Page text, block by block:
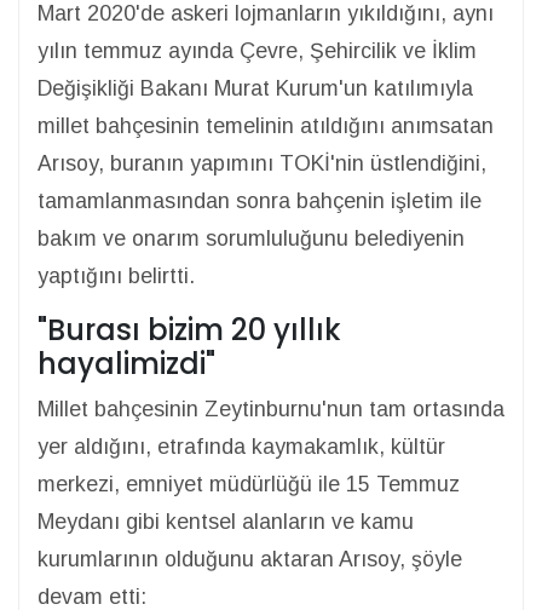
Mart 2020'de askeri lojmanların yıkıldığını, aynı
yılın temmuz ayında Çevre, Şehircilik ve İklim
Değişikliği Bakanı Murat Kurum'un katılımıyla
millet bahçesinin temelinin atıldığını anımsatan
Arısoy, buranın yapımını TOKİ'nin üstlendiğini,
tamamlanmasından sonra bahçenin işletim ile
bakım ve onarım sorumluluğunu belediyenin
yaptığını belirtti.
"Burası bizim 20 yıllık
hayalimizdi"
Millet bahçesinin Zeytinburnu'nun tam ortasında
yer aldığını, etrafında kaymakamlık, kültür
merkezi, emniyet müdürlüğü ile 15 Temmuz
Meydanı gibi kentsel alanların ve kamu
kurumlarının olduğunu aktaran Arısoy, şöyle
devam etti: